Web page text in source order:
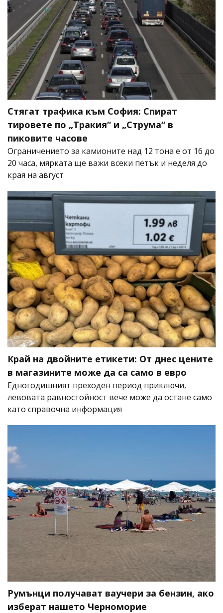
Стягат трафика към София: Спират
тировете по „Тракия“ и „Струма“ в
пиковите часове
Ограничението за камионите над 12 тона е от 16 до
20 часа, мярката ще важи всеки петък и неделя до
края на август
Край на двойните етикети: От днес цените
в магазините може да са само в евро
Едногодишният преходен период приключи,
левовата равностойност вече може да остане само
като справочна информация
Румънци получават ваучери за бензин, ако
изберат нашето Черноморие